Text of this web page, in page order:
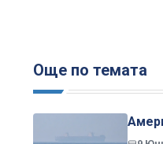
Още по темата